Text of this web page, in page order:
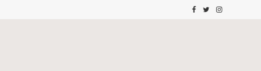
Facebook
TwitterInstagram